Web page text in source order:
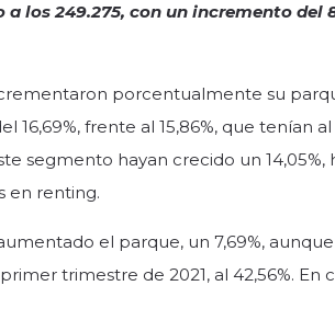
los 249.275, con un incremento del
porcentualmente su
16,69%, frente al 15,86%, que tenían
segmento hayan crecido un 14,05%,
en renting.
el parque, un 7,69%,
trimestre de 2021, al 42,56%. En